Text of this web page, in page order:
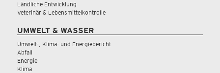
Ländliche Entwicklung
Veterinär & Lebensmittelkontrolle
UMWELT & WASSER
Umwelt-, Klima- und Energiebericht
Abfall
Energie
Klima